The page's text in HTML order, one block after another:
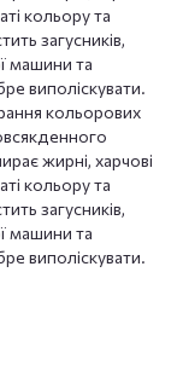
кольору та
загусників,
машини та
виполіскувати.
кольорових
жирні, харчові
кольору та
загусників,
машини та
виполіскувати.